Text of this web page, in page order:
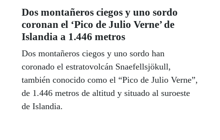
Dos montañeros ciegos y uno sordo
coronan el ‘Pico de Julio Verne’ de
Islandia a 1.446 metros
Dos montañeros ciegos y uno sordo han
coronado el estratovolcán Snaefellsjökull,
también conocido como el “Pico de Julio Verne”,
de 1.446 metros de altitud y situado al suroeste
de Islandia.